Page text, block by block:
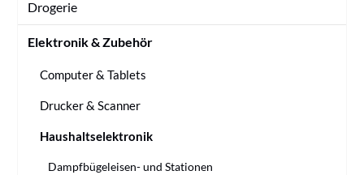
Drogerie
Elektronik & Zubehör
Computer & Tablets
Drucker & Scanner
Haushaltselektronik
Dampfbügeleisen- und Stationen